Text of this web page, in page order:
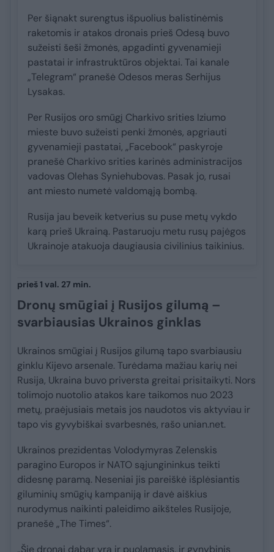
Per šiąnakt surengtus išpuolius balistinėmis
raketomis ir atakos dronais prieš Odesą buvo
sužeisti šeši žmonės, apgadinti gyvenamieji
pastatai ir infrastruktūros objektai. Tai kanale
„Telegram“ pranešė Odesos meras Serhijus
Lysakas.
Per Rusijos oro smūgį Charkivo srities Iziumo
mieste buvo sužeisti penki žmonės, apgriauti
gyvenamieji pastatai, „Facebook“ paskyroje
pranešė Charkivo srities karinės administracijos
vadovas Olehas Syniehubovas. Pasak jo, rusai
ant miesto numetė valdomąją bombą.
Rusija jau beveik ketverius su puse metų vykdo
karą prieš Ukrainą. Pastaruoju metu rusų pajėgos
Ukrainoje atakuoja daugiausia civilinius taikinius.
prieš 1 val. 27 min.
Dronų smūgiai į Rusijos gilumą –
svarbiausias Ukrainos ginklas
Ukrainos smūgiai į Rusijos gilumą tapo svarbiausiu
ginklu Kijevo arsenale. Turėdama mažiau karių nei
Rusija, Ukraina buvo priversta greitai prisitaikyti. Nors
tolimojo nuotolio atakos kare taikomos nuo 2023
metų, praėjusiais metais jos naudotos vis aktyviau ir
tapo vis gyvybiškai svarbesnės, rašo unian.net.
Ukrainos prezidentas Volodymyras Zelenskis
paragino Europos ir NATO sąjungininkus teikti
didesnę paramą. Neseniai jis pareiškė išplėsiantis
giluminių smūgių kampaniją ir davė aiškius
nurodymus naikinti paleidimo aikšteles Rusijoje,
pranešė „The Times“.
„Šie dronai dabar yra ir puolamasis, ir gynybinis